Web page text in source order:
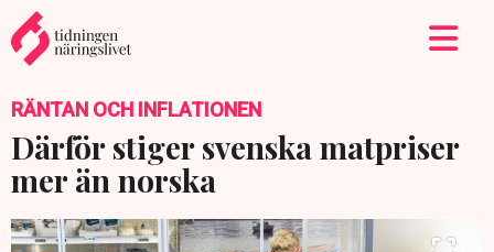
RÄNTAN OCH INFLATIONEN
Därför stiger svenska matpriser
mer än norska